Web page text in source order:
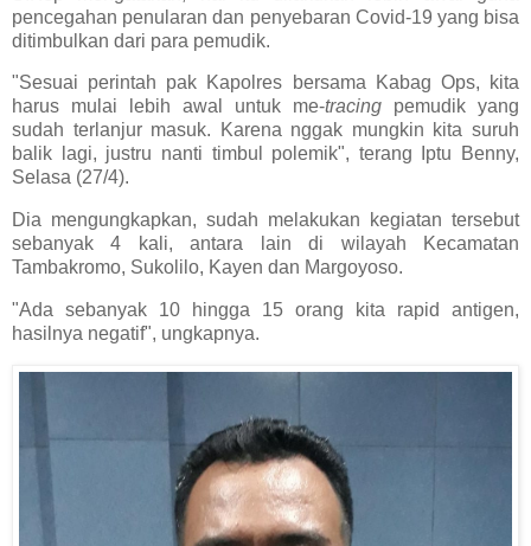
pencegahan penularan dan penyebaran Covid-19 yang bisa
ditimbulkan dari para pemudik.
"Sesuai perintah pak Kapolres bersama Kabag Ops, kita
harus mulai lebih awal untuk me-tracing pemudik yang
sudah terlanjur masuk. Karena nggak mungkin kita suruh
balik lagi, justru nanti timbul polemik", terang Iptu Benny,
Selasa (27/4).
Dia mengungkapkan, sudah melakukan kegiatan tersebut
sebanyak 4 kali, antara lain di wilayah Kecamatan
Tambakromo, Sukolilo, Kayen dan Margoyoso.
"Ada sebanyak 10 hingga 15 orang kita rapid antigen,
hasilnya negatif", ungkapnya.